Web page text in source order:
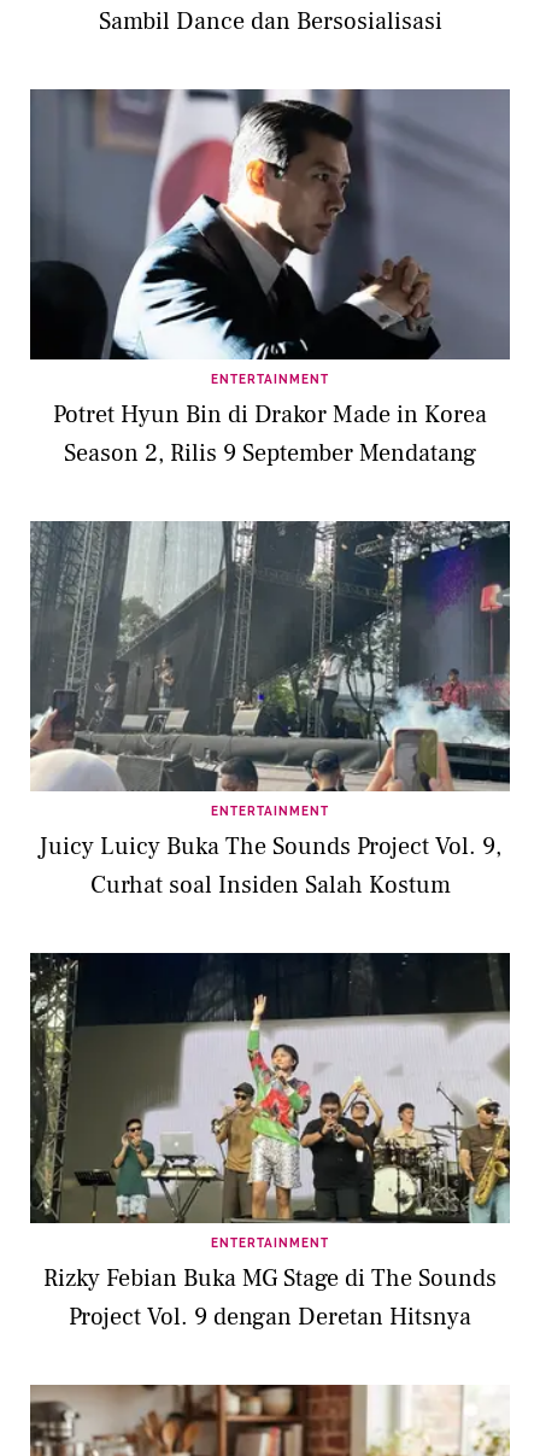
Sambil Dance dan Bersosialisasi
ENTERTAINMENT
Potret Hyun Bin di Drakor Made in Korea
Season 2, Rilis 9 September Mendatang
ENTERTAINMENT
Juicy Luicy Buka The Sounds Project Vol. 9,
Curhat soal Insiden Salah Kostum
ENTERTAINMENT
Rizky Febian Buka MG Stage di The Sounds
Project Vol. 9 dengan Deretan Hitsnya